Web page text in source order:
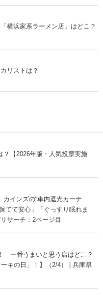
横浜家系ラーメン店」はどこ？
リストは？
？【2026年版・人気投票実施
インズの“車内遮光カーテ
てて安心」「ぐっすり眠れま
サーチ：2ページ目
一番うまいと思う店はどこ？
キの日」！】（2/4） | 兵庫県